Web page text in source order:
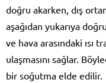
doğru akarken, dış
aşağıdan yukarıya
ve hava arasındaki ısı
ulaşmasını sağlar.
bir soğutma elde edilir.